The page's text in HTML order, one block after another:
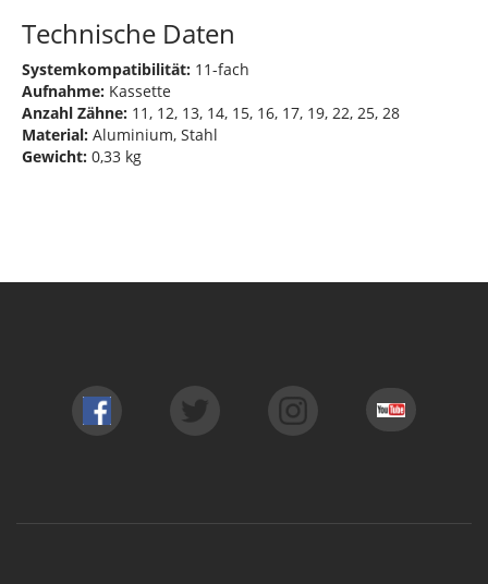
Technische Daten
Systemkompatibilität: 11-fach
Aufnahme: Kassette
Anzahl Zähne: 11, 12, 13, 14, 15, 16, 17, 19, 22, 25, 28
Material: Aluminium, Stahl
Gewicht: 0,33 kg